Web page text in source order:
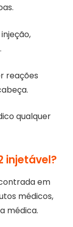
reações
qualquer
injetável?
em
médicos,
médica.